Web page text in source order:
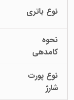
نوع باتری
نحوه
کامدهی
نوع پورت
شارژ